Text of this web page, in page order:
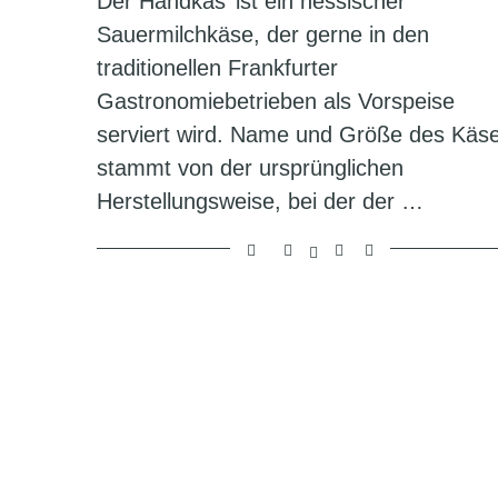
Sauermilchkäse, der gerne in den
traditionellen Frankfurter
Gastronomiebetrieben als Vorspeise
serviert wird. Name und Größe des
stammt von der ursprünglichen
Herstellungsweise, bei der der …